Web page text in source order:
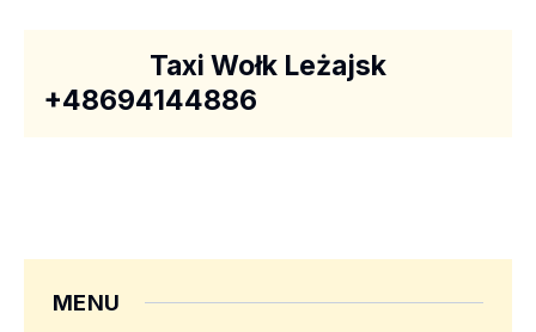
Taxi Wołk Leżajsk
+48694144886
MENU